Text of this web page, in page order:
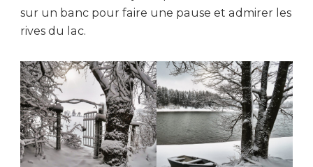
sur un banc pour faire une pause et admirer les
rives du lac.